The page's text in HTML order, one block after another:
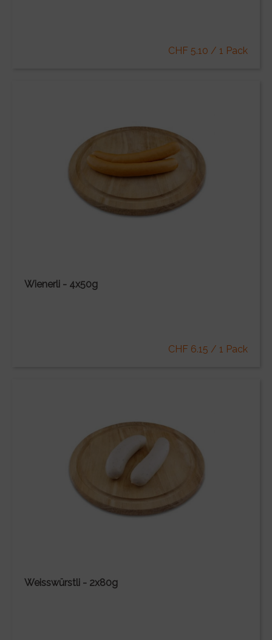
CHF 5.10 / 1 Pack
Wienerli - 4x50g
CHF 6.15 / 1 Pack
Weisswürstli - 2x80g